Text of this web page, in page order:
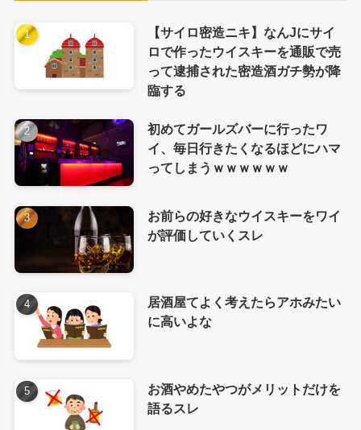
【サイロ密造ニキ】なんJにサイ
ロで作ったウイスキーを通販で売
って逮捕された密造酒ガチ勢が降
臨する
初めてガールズバーに行ったワ
イ、毎日行きたくなるほどにハマ
ってしまうｗｗｗｗｗｗ
お前らの好きなウイスキーをワイ
が評価していくスレ
居酒屋てよく考えたらアホみたい
に高いよな
お酒やめたやつがメリットだけを
語るスレ